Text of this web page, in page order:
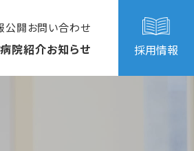
公開お問い合わせ
病院紹介お知らせ 採用情報